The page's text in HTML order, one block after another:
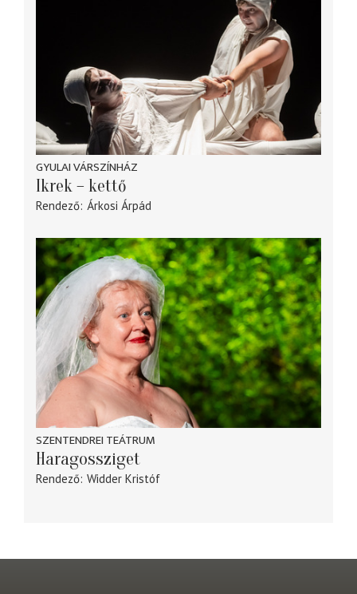
GYULAI VÁRSZÍNHÁZ
Ikrek – kettő
Rendező Árkosi Árpád
SZENTENDREI TEÁTRUM
Haragossziget
Rendező Widder Kristóf